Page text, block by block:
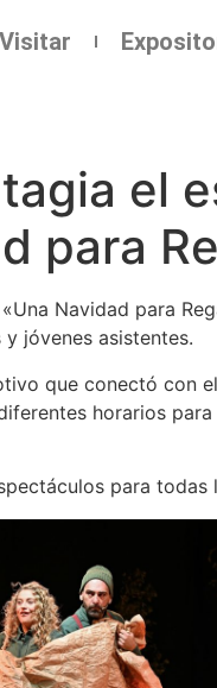
Visitar
el
para
Navidad para
jóvenes asistentes.
que conectó con
horarios
para todas